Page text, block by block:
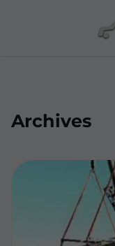
Archives